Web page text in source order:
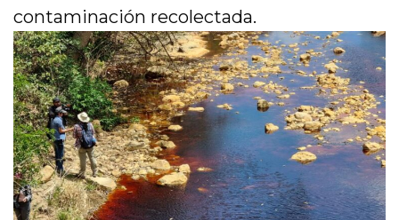
contaminación recolectada.